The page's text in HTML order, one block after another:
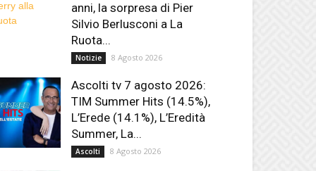
anni, la sorpresa di Pier
Silvio Berlusconi a La
Ruota...
Notizie 8 Agosto 2026
Ascolti tv 7 agosto 2026:
TIM Summer Hits (14.5%),
L’Erede (14.1%), L’Eredità
Summer, La...
Ascolti 8 Agosto 2026